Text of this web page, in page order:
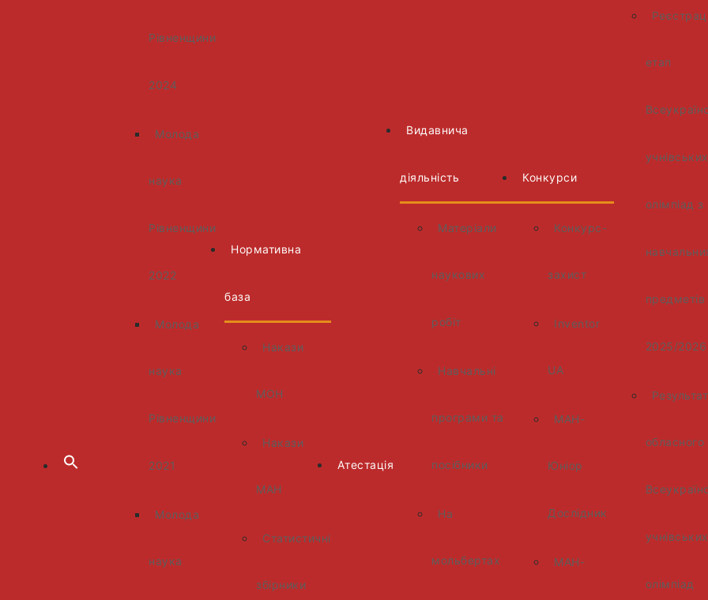
Рівненщини
2024
Молода
наука
Рівненщини
2022
Молода
наука
Рівненщини
2021
Молода
наука
Нормативна
база
Накази
МОН
Накази
МАН
Статистичні
збірники
Атестація
Видавнича
діяльність
Матеріали
наукових
робіт
Навчальні
програми та
посібники
На
мольбертах
Конкурси
Конкурс-
захист
Inventor
UA
МАН-
Юніор
Дослідник
МАН-
етап
учнівських
олімпіад з
предметів
2025/
обласного
учнівських
олімпіад